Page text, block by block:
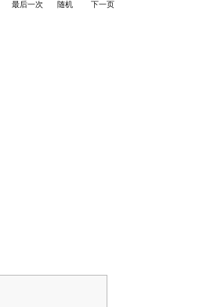
最后一次 随机 下一页